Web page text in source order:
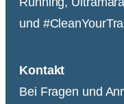
und
Kontakt
Bei Fragen und